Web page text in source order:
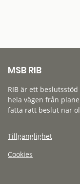
MSB RIB
RIB är ett
hela vägen från
fatta rätt beslut när
Tillgänglighet
Cookies